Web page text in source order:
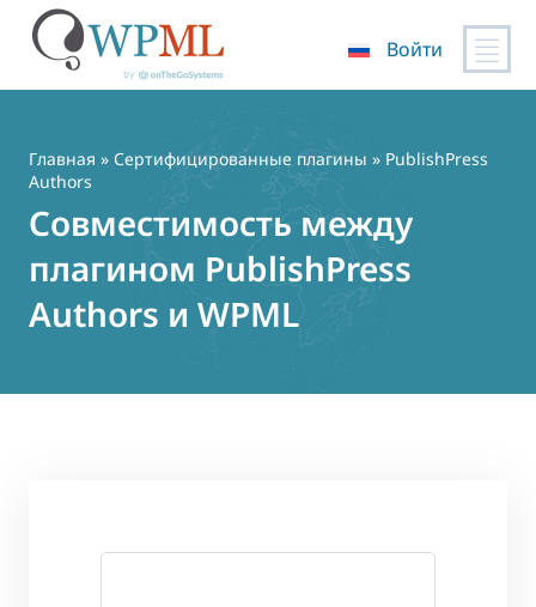
содержимому
Войти
Главная » Сертифицированные плагины » PublishPress
Authors
Совместимость между
плагином PublishPress
Authors и WPML